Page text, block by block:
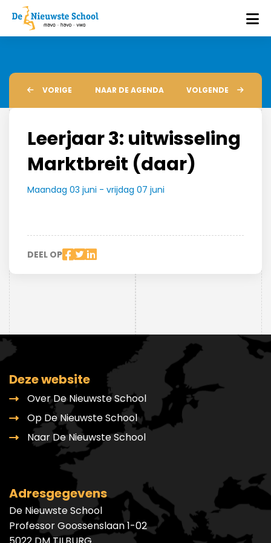
VORIGE NAAR DE AGENDA VOLGENDE
Leerjaar 3: uitwisseling
Marktbreit (daar)
Maandag 03 juni - vrijdag 07 juni
DEEL OP
Deze website
Over De Nieuwste School
Op De Nieuwste School
Naar De Nieuwste School
Adresgegevens
De Nieuwste School
Professor Goossenslaan 1-02